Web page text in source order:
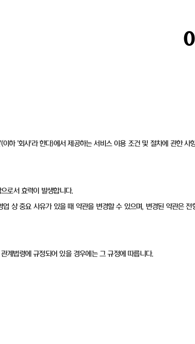
이하 '회사'라 한다)에서 제공하는 서비스 이용 조건 및 절차에 관한
로서 효력이 발생합니다.
상 중요 사유가 있을 때 약관을 변경할 수 있으며, 변경된 약관은 전
계법령에 규정되어 있을 경우에는 그 규정에 따릅니다.